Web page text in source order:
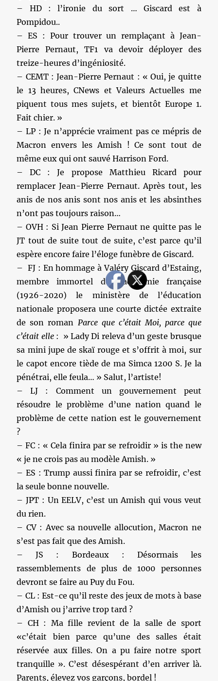
– HD : l’ironie du sort … Giscard est à
Pompidou..
– ES : Pour trouver un remplaçant à Jean-
Pierre Pernaut, TF1 va devoir déployer des
treize-heures d’ingéniosité.
– CEMT : Jean-Pierre Pernaut : « Oui, je quitte
le 13 heures, CNews et Valeurs Actuelles me
piquent tous mes sujets, et bientôt Europe 1.
Fait chier. »
– LP : Je n’apprécie vraiment pas ce mépris de
Macron envers les Amish ! Ce sont tout de
même eux qui ont sauvé Harrison Ford.
– DC : Je propose Matthieu Ricard pour
remplacer Jean-Pierre Pernaut. Après tout, les
anis de nos anis sont nos anis et les absinthes
n’ont pas toujours raison…
– OVH : Si Jean Pierre Pernaut ne quitte pas le
JT tout de suite tout de suite, c’est parce qu’il
espère encore faire l’éloge funèbre de Giscard.
– FJ : En hommage à Valéry Giscard d’Estaing,
membre immortel de l’académie française
(1926-2020) le ministère de l’éducation
nationale proposera une courte dictée extraite
de son roman Parce que c’était Moi, parce que
c’était elle : » Lady Di releva d’un geste brusque
sa mini jupe de skaï rouge et s’offrit à moi, sur
le capot encore tiède de ma Simca 1200 S. Je la
pénétrai, elle feula… » Salut, l’artiste!
– LJ : Comment un gouvernement peut
résoudre le problème d’une nation quand le
problème de cette nation est le gouvernement
?
– FC : « Cela finira par se refroidir » is the new
« je ne crois pas au modèle Amish. »
– ES : Trump aussi finira par se refroidir, c’est
la seule bonne nouvelle.
– JPT : Un EELV, c’est un Amish qui vous veut
du rien.
– CV : Avec sa nouvelle allocution, Macron ne
s’est pas fait que des Amish.
– JS : Bordeaux : Désormais les
rassemblements de plus de 1000 personnes
devront se faire au Puy du Fou.
– CL : Est-ce qu’il reste des jeux de mots à base
d’Amish ou j’arrive trop tard ?
– CH : Ma fille revient de la salle de sport
«c’était bien parce qu’une des salles était
réservée aux filles. On a pu faire notre sport
tranquille ». C’est désespérant d’en arriver là.
Parents, élevez vos garçons, bordel !